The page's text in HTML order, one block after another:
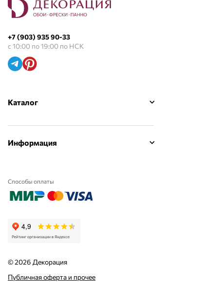
+7 (903) 935 90-33
с 10:00 по 19:00 по НСК
Каталог
Информация
Способы оплаты
© 2026 Декорация
Публичная оферта и прочее